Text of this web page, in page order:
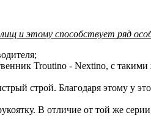
и этому способствует ряд
Troutino - Nextino, с такими
строй. Благодаря этому у
В отличие от той же